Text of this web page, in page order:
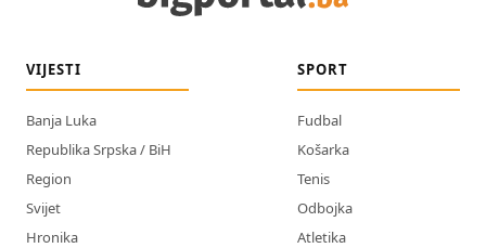
VIJESTI
Banja Luka
Republika Srpska / BiH
Region
Svijet
Hronika
SPORT
Fudbal
Košarka
Tenis
Odbojka
Atletika